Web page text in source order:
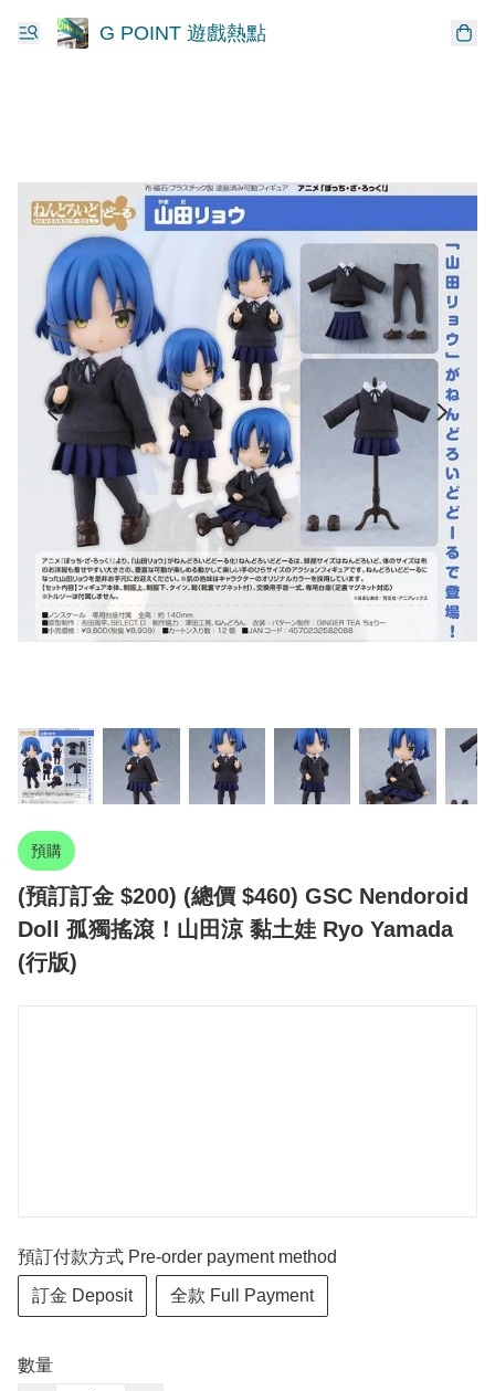
G POINT 遊戲熱點
預購
(預訂訂金 $200) (總價 $460) GSC Nendoroid
Doll 孤獨搖滾！山田涼 黏土娃 Ryo Yamada
(行版)
預訂付款方式 Pre-order payment method
訂金 Deposit 全款 Full Payment
數量